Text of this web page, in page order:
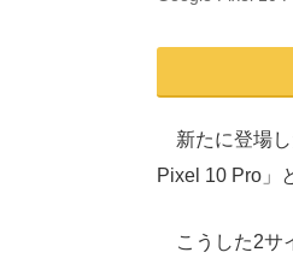
新たに登場し
Pixel 10 Pro」
こうした2サ